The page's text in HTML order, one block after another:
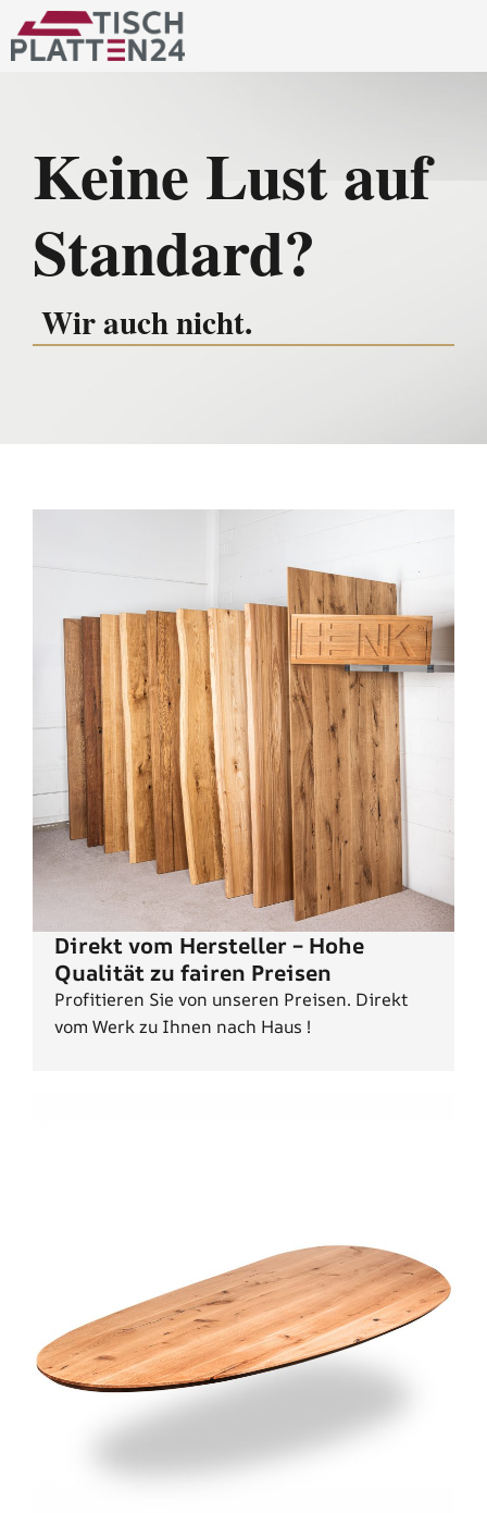
Inhalt
springen
Keine Lust auf
Standard?
Wir auch nicht.
Direkt vom Hersteller – Hohe
Qualität zu fairen Preisen
Profitieren Sie von unseren Preisen. Direkt
vom Werk zu Ihnen nach Haus !